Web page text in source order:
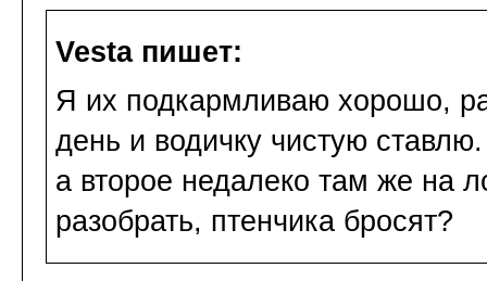
Vesta пишет:
Я их подкармливаю хорошо,
день и водичку чистую
а второе недалеко там же на
разобрать, птенчика бросят?